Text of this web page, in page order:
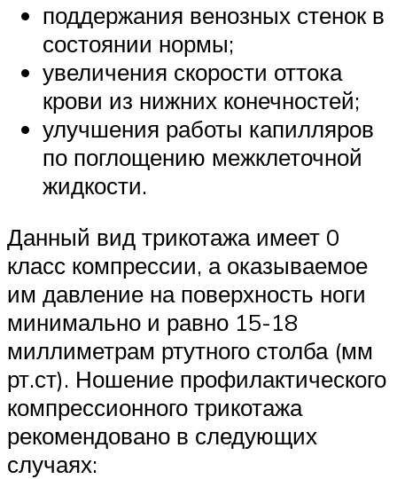
поддержания венозных стенок в
состоянии нормы;
увеличения скорости оттока
крови из нижних конечностей;
улучшения работы капилляров
по поглощению межклеточной
жидкости.
Данный вид трикотажа имеет 0
класс компрессии, а оказываемое
им давление на поверхность ноги
минимально и равно 15-18
миллиметрам ртутного столба (мм
рт.ст). Ношение профилактического
компрессионного трикотажа
рекомендовано в следующих
случаях: